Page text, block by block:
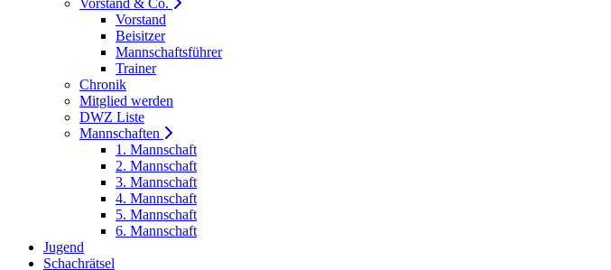
Vorstand & Co.
Vorstand
Beisitzer
Mannschaftsführer
Trainer
Chronik
Mitglied werden
DWZ Liste
Mannschaften
1. Mannschaft
2. Mannschaft
3. Mannschaft
4. Mannschaft
5. Mannschaft
6. Mannschaft
Jugend
Schachrätsel